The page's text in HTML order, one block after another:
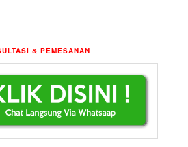
& PEMESANAN